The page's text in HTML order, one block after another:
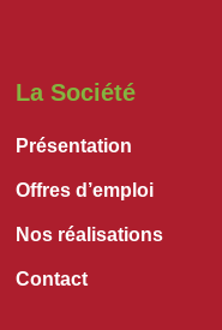
La Société
Présentation
Offres d’emploi
Nos réalisations
Contact